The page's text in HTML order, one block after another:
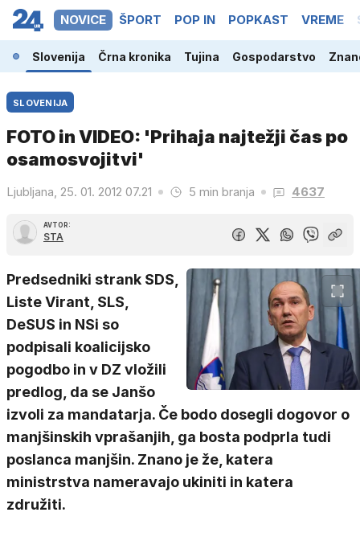
NOVICE ŠPORT POP IN POPKAST VREME
Slovenija Črna kronika Tujina Gospodarstvo
SLOVENIJA
FOTO in VIDEO: 'Prihaja najtežji čas po
osamosvojitvi'
Ljubljana, 25. 01. 2012 07.21 5 min branja 4637
AVTOR:
STA
Predsedniki strank SDS,
Liste Virant, SLS,
DeSUS in NSi so
podpisali koalicijsko
pogodbo in v DZ vložili
predlog, da se Janšo
izvoli za mandatarja. Če bodo dosegli dogovor o
manjšinskih vprašanjih, ga bosta podprla tudi
poslanca manjšin. Znano je že, katera
ministrstva nameravajo ukiniti in katera
združiti.